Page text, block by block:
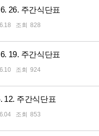
26. 주간식단표
828
19. 주간식단표
924
12. 주간식단표
853